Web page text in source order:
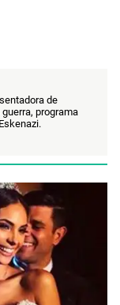
de
programa